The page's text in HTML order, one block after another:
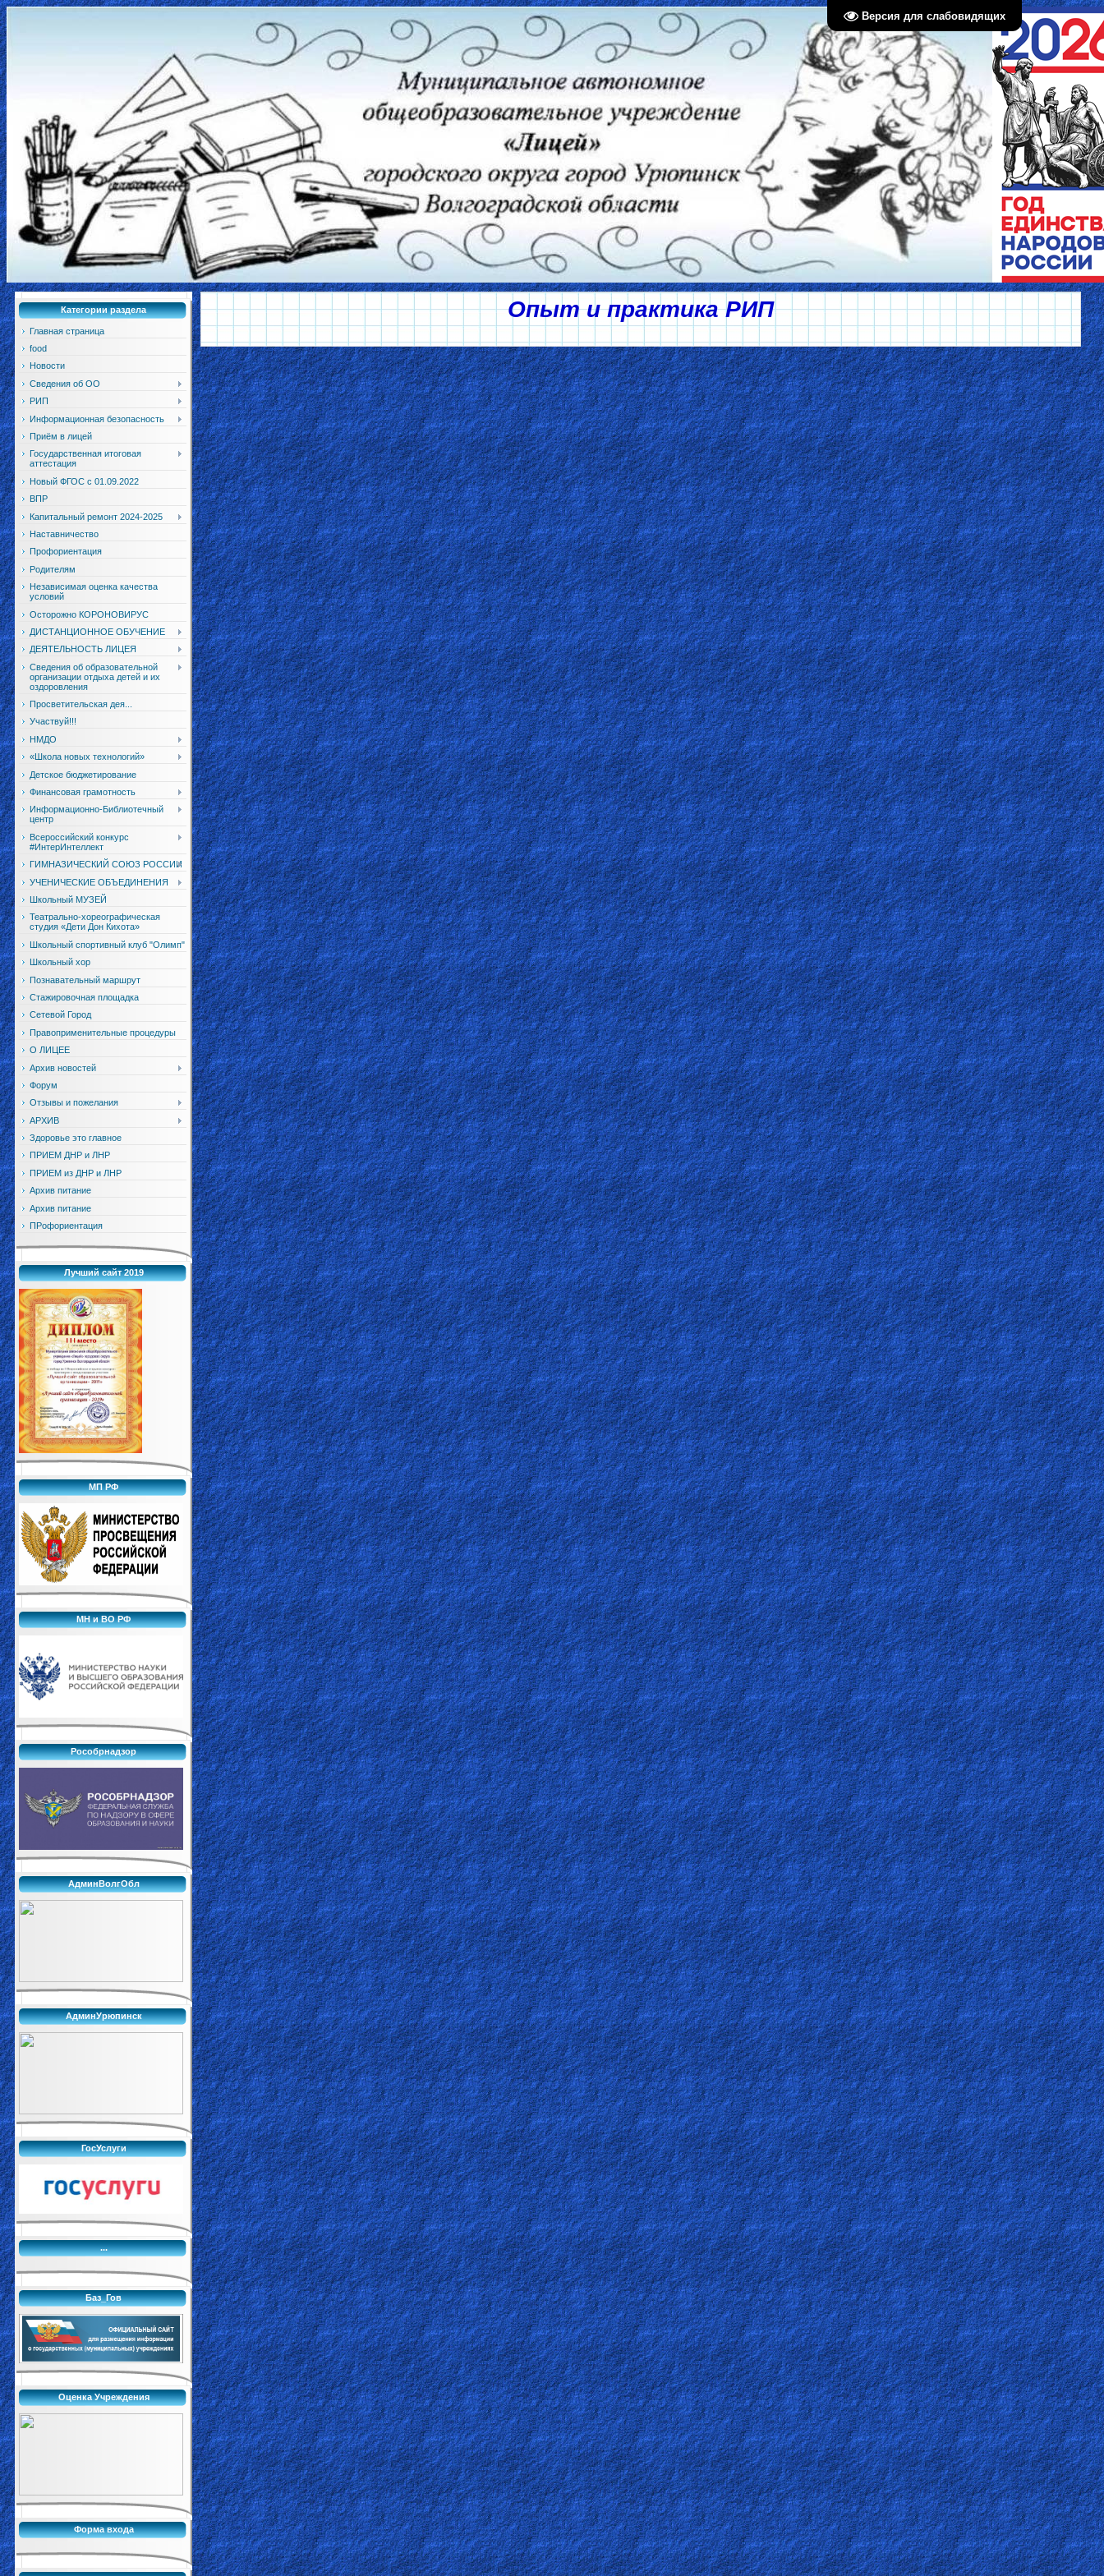
Версия для слабовидящих
Категории раздела
Главная страница
food
Новости
Сведения об ОО
РИП
Информационная безопасность
Приём в лицей
Государственная итоговая
аттестация
Новый ФГОС с 01.09.2022
ВПР
Капитальный ремонт 2024-2025
Наставничество
Профориентация
Родителям
Независимая оценка качества
условий
Осторожно КОРОНОВИРУС
ДИСТАНЦИОННОЕ ОБУЧЕНИЕ
ДЕЯТЕЛЬНОСТЬ ЛИЦЕЯ
Сведения об образовательной
организации отдыха детей и их
оздоровления
Просветительская дея...
Участвуй!!!
НМДО
«Школа новых технологий»
Детское бюджетирование
Финансовая грамотность
Информационно-Библиотечный
центр
Всероссийский конкурс
#ИнтерИнтеллект
ГИМНАЗИЧЕСКИЙ СОЮЗ РОССИИ
УЧЕНИЧЕСКИЕ ОБЪЕДИНЕНИЯ
Школьный МУЗЕЙ
Театрально-хореографическая
студия «Дети Дон Кихота»
Школьный спортивный клуб "Олимп"
Школьный хор
Познавательный маршрут
Стажировочная площадка
Сетевой Город
Правоприменительные процедуры
О ЛИЦЕЕ
Архив новостей
Форум
Отзывы и пожелания
АРХИВ
Здоровье это главное
ПРИЕМ ДНР и ЛНР
ПРИЕМ из ДНР и ЛНР
Архив питание
Архив питание
ПРофориентация
Лучший сайт 2019
МП РФ
МН и ВО РФ
Рособрнадзор
АдминВолгОбл
АдминУрюпинск
ГосУслуги
...
Баз_Гов
Оценка Учреждения
Форма входа
Опыт и практика РИП